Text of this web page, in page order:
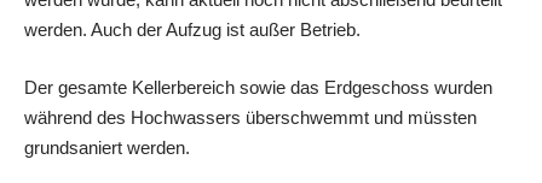
werden. Auch der Aufzug ist außer Betrieb.
Der gesamte Kellerbereich sowie das Erdgeschoss wurden
während des Hochwassers überschwemmt und müssten
grundsaniert werden.